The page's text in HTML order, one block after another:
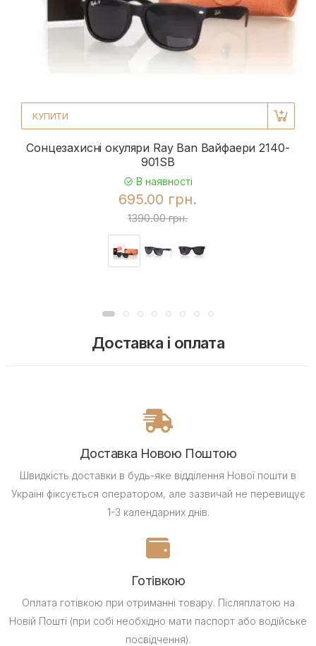
КУПИТИ
Сонцезахисні окуляри Ray Ban Вайфаери 2140-
901SB
В наявності
695.00 грн.
1390.00 грн.
Доставка і оплата
Доставка Новою Поштою
Швидкість доставки в будь-яке відділення Нової пошти в
Україні фіксується оператором, але зазвичай не перевищує
1-3 календарних днів.
Готівкою
Оплата готівкою при отриманні товару. Післяплатою на
Новій Пошті (при собі необхідно мати паспорт або водійське
посвідчення).